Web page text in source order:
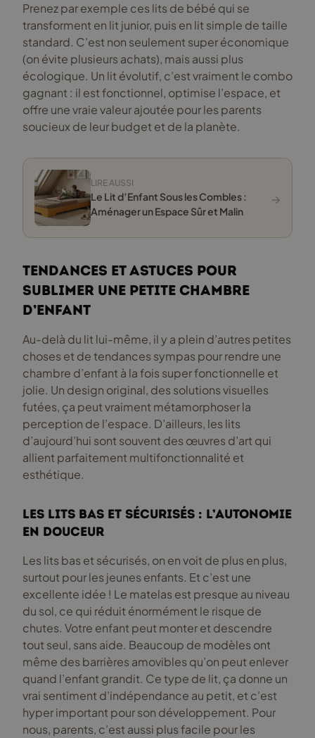
Prenez par exemple ces lits de bébé qui se
transforment en lit junior, puis en lit simple de taille
standard. C’est non seulement super économique
(on évite plusieurs achats), mais aussi plus
écologique. Un lit évolutif, c’est vraiment le combo
gagnant : il est fonctionnel, optimise l’espace, et
offre une vraie valeur ajoutée pour les parents
soucieux de leur budget et de la planète.
LIRE AUSSI
Le Lit d’Enfant Sous les Combles :
Aménager un Espace Sûr et Malin
→
Tendances et astuces pour
sublimer une petite chambre
d’enfant
Au-delà du lit lui-même, il y a plein d’autres petites
choses et de tendances sympas pour rendre une
chambre d’enfant à la fois super fonctionnelle et
jolie. Un design original, des solutions visuelles
futées, ça peut vraiment métamorphoser la
perception de l’espace. D’ailleurs, les lits
d’aujourd’hui sont souvent des œuvres d’art qui
allient parfaitement multifonctionnalité et
esthétique.
Les lits bas et sécurisés : L’autonomie
en douceur
Les lits bas et sécurisés, on en voit de plus en plus,
surtout pour les jeunes enfants. Et c’est une
excellente idée ! Le matelas est presque au niveau
du sol, ce qui réduit énormément le risque de
chutes. Votre enfant peut monter et descendre
tout seul, sans aide. Beaucoup de modèles ont
même des barrières amovibles qu’on peut enlever
quand l’enfant grandit. Ce type de lit, ça donne un
vrai sentiment d’indépendance au petit, et c’est
hyper important pour son développement. Pour
nous, parents, c’est aussi plus facile pour les